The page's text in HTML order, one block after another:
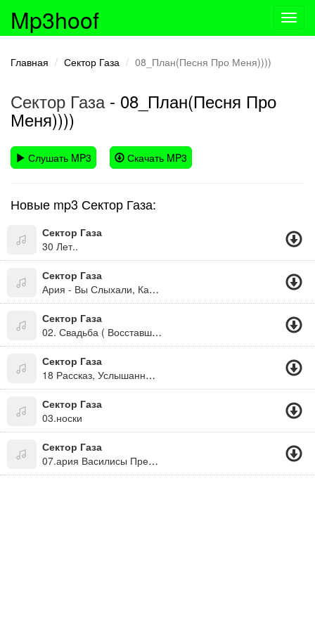
Mp3hoof
Главная Сектор Газа 08_План(Песня Про Меня))))
Сектор Газа- 08_План(Песня Про
Меня))))
Слушать MP3 Скачать MP3
Новые mp3 Сектор Газа:
Сектор Газа
30 Лет..
Сектор Газа
Ария - Вы Слыхали, Как Дают Пизды?
Сектор Газа
02. Свадьба ( Восставший Из Ада 2000.)
Сектор Газа
18 Рассказ, Услышанный В Автокомбинате
Сектор Газа
03.носки
Сектор Газа
07.ария Василисы Прекрасной